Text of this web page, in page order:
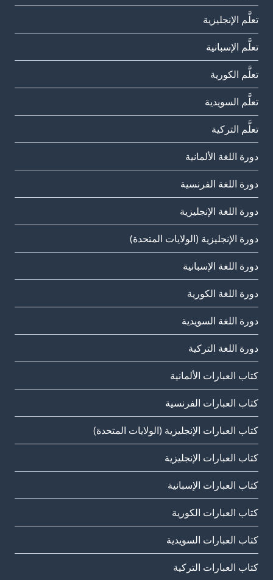
تعلَّم الإنجليزية
تعلَّم الإسبانية
تعلَّم الكورية
تعلَّم السويدية
تعلَّم التركية
دورة اللغة الألمانية
دورة اللغة الفرنسية
دورة اللغة الإنجليزية
دورة الإنجليزية (الولايات المتحدة)
دورة اللغة الإسبانية
دورة اللغة الكورية
دورة اللغة السويدية
دورة اللغة التركية
كتاب العبارات الألمانية
كتاب العبارات الفرنسية
كتاب العبارات الإنجليزية (الولايات المتحدة)
كتاب العبارات الإنجليزية
كتاب العبارات الإسبانية
كتاب العبارات الكورية
كتاب العبارات السويدية
كتاب العبارات التركية